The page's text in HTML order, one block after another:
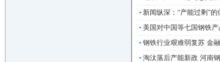
新闻纵深：“产能过剩”
美国对中国等七国钢铁
钢铁行业艰难弱复苏 金
淘汰落后产能新政 河南